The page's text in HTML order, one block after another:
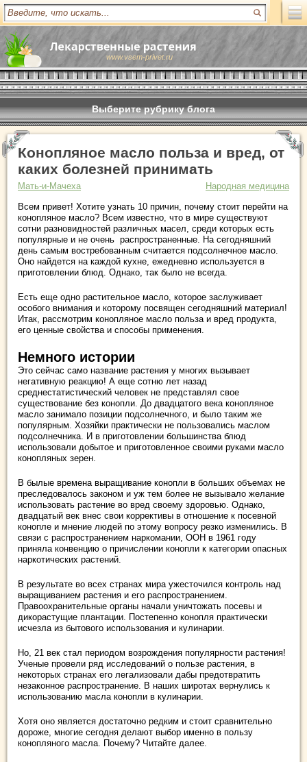
www.vsem-privet.ru
Выберите рубрику блога
Конопляное масло польза и вред, от
каких болезней принимать
Мать-и-Мачеха
Народная медицина
Всем привет! Хотите узнать 10 причин, почему стоит перейти на
конопляное масло? Всем известно, что в мире существуют
сотни разновидностей различных масел, среди которых есть
популярные и не очень распространенные. На сегодняшний
день самым востребованным считается подсолнечное масло.
Оно найдется на каждой кухне, ежедневно используется в
приготовлении блюд. Однако, так было не всегда.
Есть еще одно растительное масло, которое заслуживает
особого внимания и которому посвящен сегодняшний материал!
Итак, рассмотрим конопляное масло польза и вред продукта,
его ценные свойства и способы применения.
Немного истории
Это сейчас само название растения у многих вызывает
негативную реакцию! А еще сотню лет назад
среднестатистический человек не представлял свое
существование без конопли. До двадцатого века конопляное
масло занимало позиции подсолнечного, и было таким же
популярным. Хозяйки практически не пользовались маслом
подсолнечника. И в приготовлении большинства блюд
использовали добытое и приготовленное своими руками масло
конопляных зерен.
В былые времена выращивание конопли в больших объемах не
преследовалось законом и уж тем более не вызывало желание
использовать растение во вред своему здоровью. Однако,
двадцатый век внес свои коррективы в отношение к посевной
конопле и мнение людей по этому вопросу резко изменились. В
связи с распространением наркомании, ООН в 1961 году
приняла конвенцию о причислении конопли к категории опасных
наркотических растений.
В результате во всех странах мира ужесточился контроль над
выращиванием растения и его распространением.
Правоохранительные органы начали уничтожать посевы и
дикорастущие плантации. Постепенно конопля практически
исчезла из бытового использования и кулинарии.
Но, 21 век стал периодом возрождения популярности растения!
Ученые провели ряд исследований о пользе растения, в
некоторых странах его легализовали дабы предотвратить
незаконное распространение. В наших широтах вернулись к
использованию масла конопли в кулинарии.
Хотя оно является достаточно редким и стоит сравнительно
дороже, многие сегодня делают выбор именно в пользу
конопляного масла. Почему? Читайте далее.